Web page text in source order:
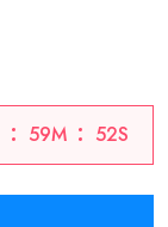
59M 51S